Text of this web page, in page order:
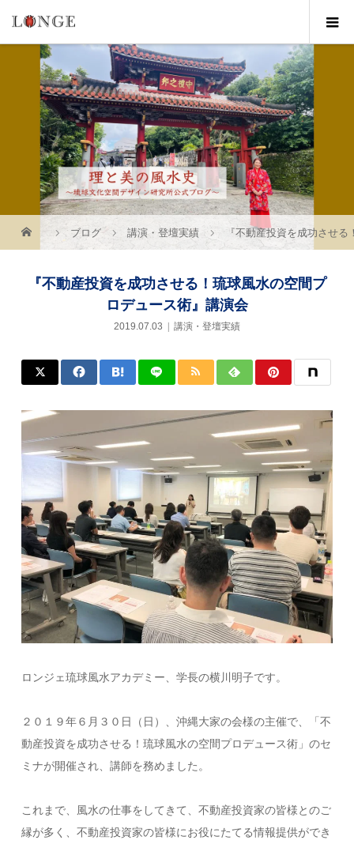
ブログ 講演・登壇実績 『不動産投資を成功させ
『不動産投資を成功させる！琉球風水の空間プ
ロデュース術』講演会
2019.07.03 講演・登壇実績
ロンジェ琉球風水アカデミー、学長の横川明子です。
２０１９年６月３０日（日）、沖縄大家の会様の主催で、「不
動産投資を成功させる！琉球風水の空間プロデュース術」のセ
ミナが開催され、講師を務めました。
これまで、風水の仕事をしてきて、不動産投資家の皆様とのご
縁が多く、不動産投資家の皆様にお役にたてる情報提供ができ